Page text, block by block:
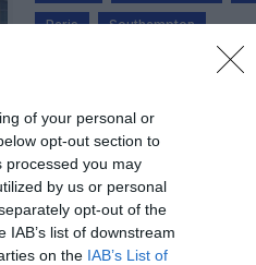
of your personal or
opt-out section to
processed you may
by us or personal
opt-out of the
list of downstream
on the IAB’s List of
Paris Southampton
DANS